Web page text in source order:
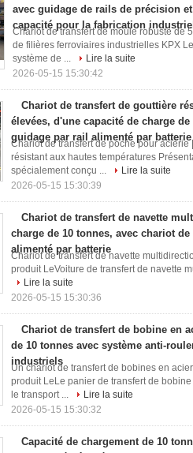
avec guidage de rails de précision
capacité pour la fabrication
Chariot de transfert de moule robuste de
de filières ferroviaires industrielles KPX
système de ...
Lire la suite
2026-05-15 15:30:42
Chariot de transfert de gouttière
élevées, d'une capacité de charge
guidage par rail alimenté par batterie
Chariot de transfert de poche pour
résistant aux hautes températures
spécialement conçu ...
Lire la suite
2026-05-15 15:30:39
Chariot de transfert de navette
charge de 10 tonnes, avec chariot
alimenté par batterie
Chariot de transfert de navette
produit LeVoiture de transfert de navette
Lire la suite
2026-05-15 15:30:36
Chariot de transfert de bobine en
de 10 tonnes avec système anti-
industriels
Un chariot de transfert de bobines en
produit LeLe panier de transfert de
le transport ...
Lire la suite
2026-05-15 15:30:32
Capacité de chargement de 10